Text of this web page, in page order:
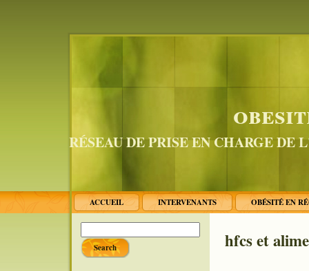
RÉSEAU DE PRISE EN CHARGE DE
ACCUEIL INTERVENANTS OBÉSITÉ EN
hfcs et